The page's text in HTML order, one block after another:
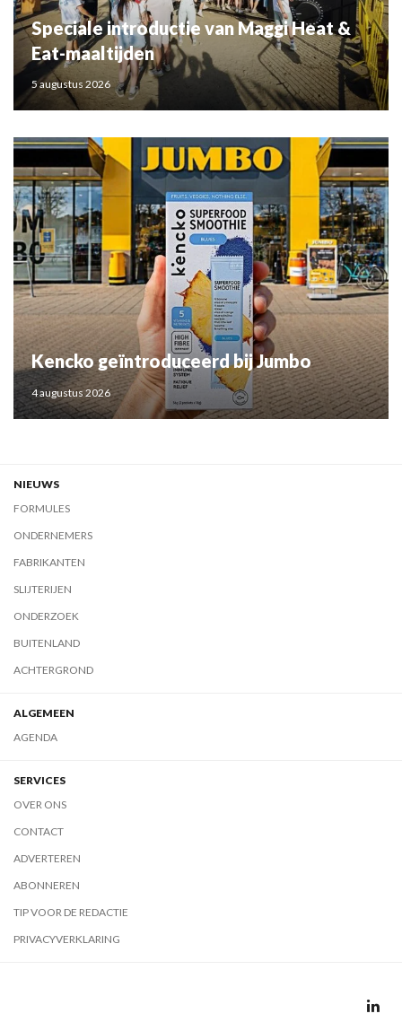
Speciale introductie van Maggi Heat &
Eat-maaltijden
5 augustus 2026
Kencko geïntroduceerd bij Jumbo
4 augustus 2026
NIEUWS
FORMULES
ONDERNEMERS
FABRIKANTEN
SLIJTERIJEN
ONDERZOEK
BUITENLAND
ACHTERGROND
ALGEMEEN
AGENDA
SERVICES
OVER ONS
CONTACT
ADVERTEREN
ABONNEREN
TIP VOOR DE REDACTIE
PRIVACYVERKLARING